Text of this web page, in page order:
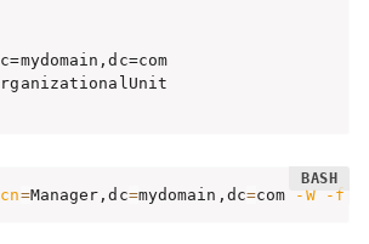
cn=Manager,dc=mydomain,dc=com -W -f